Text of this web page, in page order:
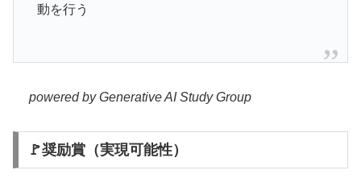
動を行う
powered by Generative AI Study Group
🚩奨励賞（実現可能性）